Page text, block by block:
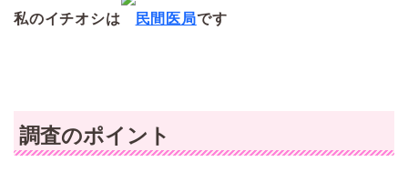
私のイチオシは 民間医局です
調査のポイント